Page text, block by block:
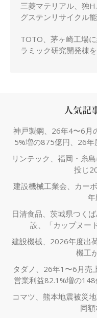
三菱マテリアル、独
グステンリサイクル
TOTO、茅ヶ崎工場
ラミック研究開発棟
人気記
神戸製鋼、26年4〜6月
5%増の875億円、26
リンテック、福岡・糸
投じ
建設機械工業会、カー
日清食品、茨城県つく
設、「カップヌー
建設機械、2026年度出
機工
タダノ、26年1〜6月売
営業利益82.1%増の
コマツ、熊本地震被災
同